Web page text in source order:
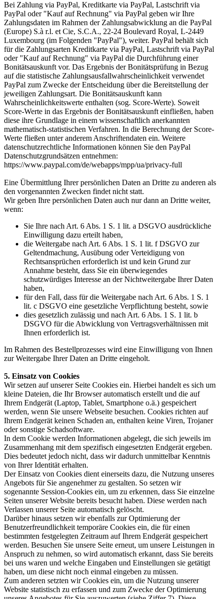
Bei Zahlung via PayPal, Kreditkarte via PayPal, Lastschrift via
PayPal oder "Kauf auf Rechnung" via PayPal geben wir Ihre
Zahlungsdaten im Rahmen der Zahlungsabwicklung an die PayPal
(Europe) S.à r.l. et Cie, S.C.A., 22-24 Boulevard Royal, L-2449
Luxembourg (im Folgenden "PayPal"), weiter. PayPal behält sich
für die Zahlungsarten Kreditkarte via PayPal, Lastschrift via PayPal
oder "Kauf auf Rechnung" via PayPal die Durchführung einer
Bonitätsauskunft vor. Das Ergebnis der Bonitätsprüfung in Bezug
auf die statistische Zahlungsausfallwahrscheinlichkeit verwendet
PayPal zum Zwecke der Entscheidung über die Bereitstellung der
jeweiligen Zahlungsart. Die Bonitätsauskunft kann
Wahrscheinlichkeitswerte enthalten (sog. Score-Werte). Soweit
Score-Werte in das Ergebnis der Bonitätsauskunft einfließen, haben
diese ihre Grundlage in einem wissenschaftlich anerkannten
mathematisch-statistischen Verfahren. In die Berechnung der Score-
Werte fließen unter anderem Anschriftendaten ein. Weitere
datenschutzrechtliche Informationen können Sie den PayPal
Datenschutzgrundsätzen entnehmen:
https://www.paypal.com/de/webapps/mpp/ua/privacy-full
Eine Übermittlung Ihrer persönlichen Daten an Dritte zu anderen als
den vorgenannten Zwecken findet nicht statt.
Wir geben Ihre persönlichen Daten auch nur dann an Dritte weiter,
wenn:
Sie Ihre nach Art. 6 Abs. 1 S. 1 lit. a DSGVO ausdrückliche
Einwilligung dazu erteilt haben,
die Weitergabe nach Art. 6 Abs. 1 S. 1 lit. f DSGVO zur
Geltendmachung, Ausübung oder Verteidigung von
Rechtsansprüchen erforderlich ist und kein Grund zur
Annahme besteht, dass Sie ein überwiegendes
schutzwürdiges Interesse an der Nichtweitergabe Ihrer Daten
haben,
für den Fall, dass für die Weitergabe nach Art. 6 Abs. 1 S. 1
lit. c DSGVO eine gesetzliche Verpflichtung besteht, sowie
dies gesetzlich zulässig und nach Art. 6 Abs. 1 S. 1 lit. b
DSGVO für die Abwicklung von Vertragsverhältnissen mit
Ihnen erforderlich ist.
Im Rahmen des Bestellprozesses wird eine Einwilligung von Ihnen
zur Weitergabe Ihrer Daten an Dritte eingeholt.
5. Einsatz von Cookies
Wir setzen auf unserer Seite Cookies ein. Hierbei handelt es sich um
kleine Dateien, die Ihr Browser automatisch erstellt und die auf
Ihrem Endgerät (Laptop, Tablet, Smartphone o.ä.) gespeichert
werden, wenn Sie unsere Webseite besuchen. Cookies richten auf
Ihrem Endgerät keinen Schaden an, enthalten keine Viren, Trojaner
oder sonstige Schadsoftware.
In dem Cookie werden Informationen abgelegt, die sich jeweils im
Zusammenhang mit dem spezifisch eingesetzten Endgerät ergeben.
Dies bedeutet jedoch nicht, dass wir dadurch unmittelbar Kenntnis
von Ihrer Identität erhalten.
Der Einsatz von Cookies dient einerseits dazu, die Nutzung unseres
Angebots für Sie angenehmer zu gestalten. So setzen wir
sogenannte Session-Cookies ein, um zu erkennen, dass Sie einzelne
Seiten unserer Website bereits besucht haben. Diese werden nach
Verlassen unserer Seite automatisch gelöscht.
Darüber hinaus setzen wir ebenfalls zur Optimierung der
Benutzerfreundlichkeit temporäre Cookies ein, die für einen
bestimmten festgelegten Zeitraum auf Ihrem Endgerät gespeichert
werden. Besuchen Sie unsere Seite erneut, um unsere Leistungen in
Anspruch zu nehmen, so wird automatisch erkannt, dass Sie bereits
bei uns waren und welche Eingaben und Einstellungen sie getätigt
haben, um diese nicht noch einmal eingeben zu müssen.
Zum anderen setzten wir Cookies ein, um die Nutzung unserer
Website statistisch zu erfassen und zum Zwecke der Optimierung